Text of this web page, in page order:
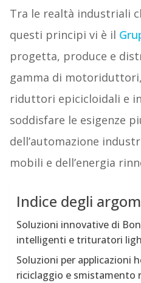
Tra le realtà industriali
questi principi vi è il
progetta, produce e
gamma di
riduttori epicicloidali e
soddisfare le esigenze
dell’automazione
mobili e dell’energia
Indice degli
Soluzioni innovative di
intelligenti e trituratori
Soluzioni per applicazioni
riciclaggio e smistamento